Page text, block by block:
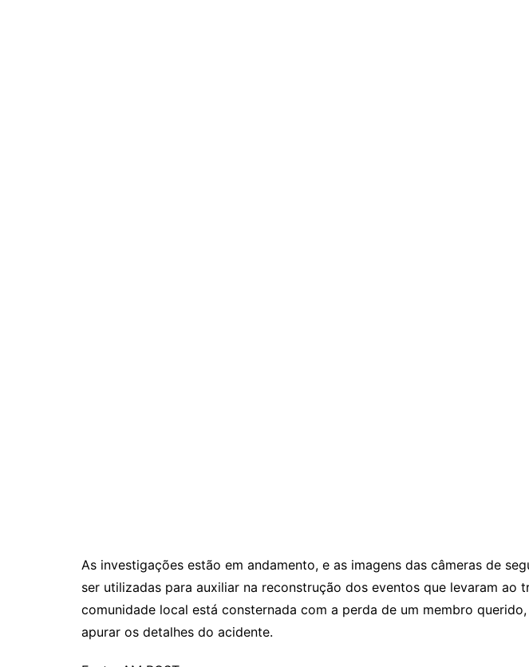
As investigações estão em andamento, e as imagens das câmeras de
ser utilizadas para auxiliar na reconstrução dos eventos que levaram ao
comunidade local está consternada com a perda de um membro
apurar os detalhes do acidente.